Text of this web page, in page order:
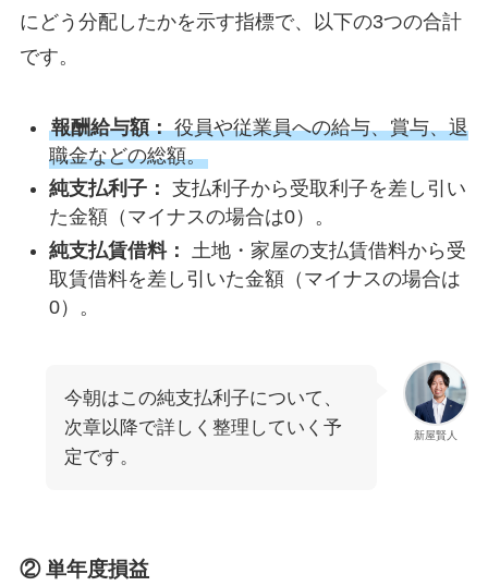
にどう分配したかを示す指標で、以下の3つの合計
です。
報酬給与額：役員や従業員への給与、賞与、退
職金などの総額。
純支払利子： 支払利子から受取利子を差し引い
た金額（マイナスの場合は0）。
純支払賃借料：
土地・家屋の支払賃借料から受
取賃借料を差し引いた金額（マイナスの場合は
0）。
新屋賢人
今朝はこの純支払利子について、
次章以降で詳しく整理していく予
定です。
② 単年度損益